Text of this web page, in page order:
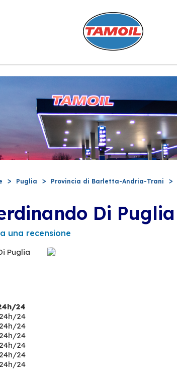
Puglia Provincia di Barletta-Andria-Trani
Di Puglia
una recensione
Puglia
24
24h/24
24h/24
24h/24
24h/24
24h/24
24h/24